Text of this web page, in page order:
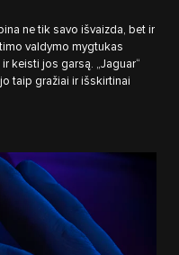
ne tik savo išvaizda, bet ir
valdymo mygtukas
keisti jos garsą. „Jaguar“
taip gražiai ir išskirtinai